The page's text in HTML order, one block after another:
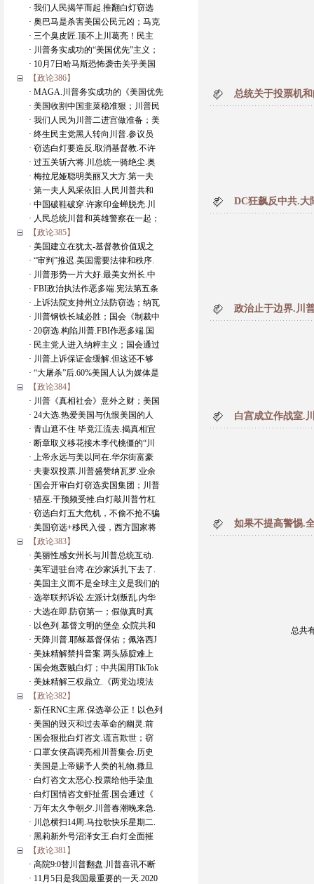
· 我们人民揭竿而起.推翻白灯窃选
· 奥巴马是杀害美国公民元凶；马克
· 三个臭皮匠.顶不上川葛亮！民主
· 川普务实成功的“美国优先”主义；
· 10月7日哈马斯恐怖袭击关乎美国
【政论386】
· MAGA.川普务实成功的《美国优先
· 美国收割中国韭菜稳准狠；川普民
· 我们人民为川普二进宫做准备；美
· 终生民主党黑人转向川普.参议员
· 窃选白灯要造反.取消基督教.不许
· 过五关斩六将.川总统一骑绝尘.奥
· 梅拉尼娅聪明美丽又大方.第一夫
· 第一夫人风采依旧.人民川普共和
· 中国破鞋破穿.许家印金蝉脱壳.川
· 人民总统川普和英雄警察在一起；
【政论385】
· 美国建立在犹太-基督教价值观之
· “审判”推迟.美国需要法律和秩序.
· 川普形势一片大好.最美女州长.中
· FBI政治执法作恶多端.宪法第五条
· 上诉法院支持州立法防窃选；纳瓦
· 川普钢铁长城必胜；国会《制裁中
· 20窃选.构陷川普.FBI作恶多端.国
· 民主党人进入纳粹主义；国会通过
· 川普上诉保证金缓解.但这还不够
· “大屠杀”后.60%美国人认为媒体是
【政论384】
· 川普《真相社会》意外之财；美国
· 24大选.热爱美国与仇恨美国的人
· 青山遮不住 毕竟江流去.揭真相宜
· 断章取义移花接木李代桃僵的“川
· 上帝永远与美以同在.华尔街富豪
· 夫妻双投票.川普盛赞纳瓦罗.业余
· 国会开审白灯窃选卖国集团；川普
· 猎巫.干预频受挫.白灯敲川普竹杠
· 窃选白灯五大危机，不偷不抢不骗
· 美国窃选+移民入侵，西方国家将
【政论383】
· 美丽性感女州长与川普总统互动.
· 美军进驻台湾.在沙家浜扎下去了.
· 美国主义而不是全球主义是我们的
· 选举联邦诉讼.左派计划叛乱.内华
· 大选在即.防窃第一；假做真时真
· 以色列.基督文明的堡垒.众院共和
· 天降川普.耶稣基督保佑；佩洛西J
· 美妹精解禁抖音案.两头舔腚难上
· 国会炮轰贼白灯；中共国用TikTok
· 美妹精解三权鼎立.《两党边境法
【政论382】
· 新任RNC主席.保选举公正！以色列
· 美国的毁灭和过去革命的幽灵.前
· 国会狠批白灯咨文.谎言欺世；窃
· 口罩女侠高调亮相川普集会.历史
· 美国是上帝赐予人类的礼物.撒旦
· 白灯咨文太恶心.投票给他手染血
· 白灯国情咨文虾扯蛋.国会通过《
· 万年太久争朝夕.川普春潮晚来急.
· 川总横扫14周.马拉歌快乐星期二.
· 黑莉新外号沼泽女王.白灯全面摧
【政论381】
· 高院9:0替川普翻盘.川普喜讯不断
· 11月5日是我国最重要的一天.2020
总统关于投票机
DC狂飙反中共.
政治止于边界.川
白宫成立作战室.
如果不提高警惕.
总共